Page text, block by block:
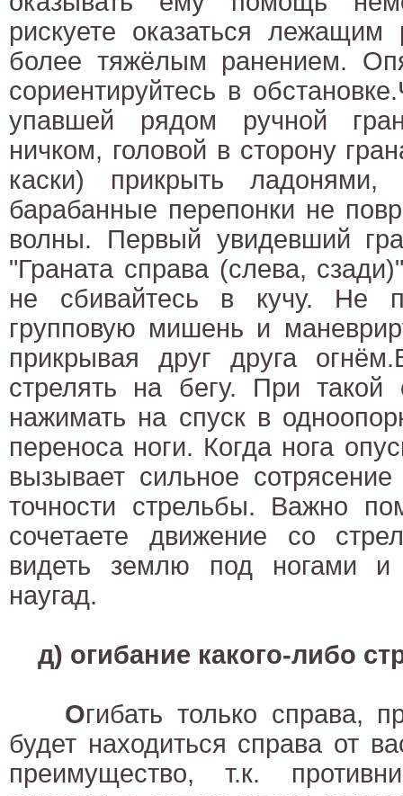
рискуете оказаться
более тяжёлым ранением.
сориентируйтесь в
упавшей рядом ручной
ничком, головой в сторону
каски) прикрыть
барабанные перепонки не
волны. Первый увидевший
"Граната справа (слева,
не сбивайтесь в кучу. Не
групповую мишень и
прикрывая друг друга
стрелять на бегу. При такой
нажимать на спуск в
переноса ноги. Когда нога
вызывает сильное
точности стрельбы. Важно
сочетаете движение со
видеть землю под ногами и
наугад.
д) огибание какого-либо
Огибать только справа,
будет находиться справа от
преимущество, т.к.